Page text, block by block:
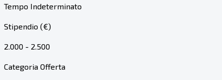
Tempo Indeterminato
Stipendio (€)
2.000 - 2.500
Categoria Offerta